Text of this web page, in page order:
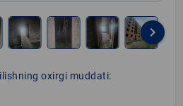
keyboard_arrow_right
oxirgi muddati: